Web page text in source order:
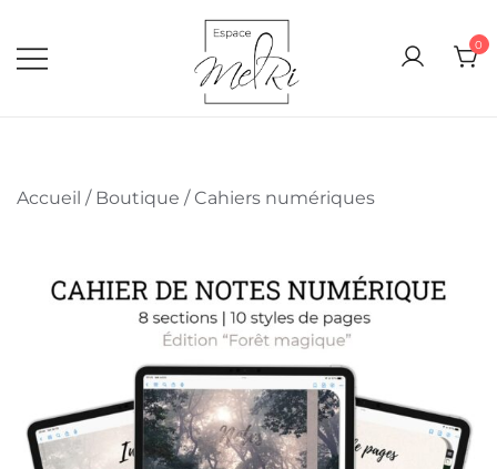
0
Accueil / Boutique /Cahiers numériques